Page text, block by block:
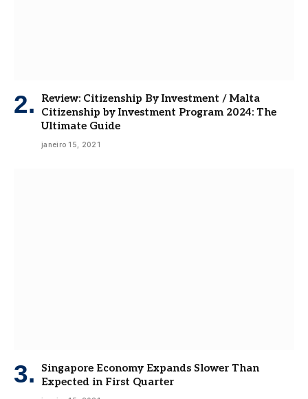
Review: Citizenship By Investment / Malta
Citizenship by Investment Program 2024: The
Ultimate Guide
janeiro 15, 2021
Singapore Economy Expands Slower Than
Expected in First Quarter